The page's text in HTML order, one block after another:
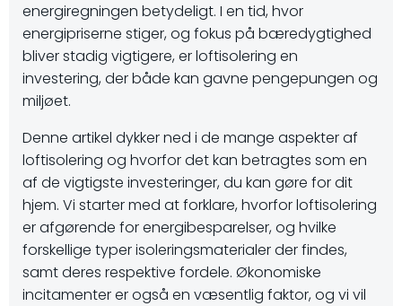
energiregningen betydeligt. I en tid, hvor
energipriserne stiger, og fokus på bæredygtighed
bliver stadig vigtigere, er loftisolering en
investering, der både kan gavne pengepungen og
miljøet.
Denne artikel dykker ned i de mange aspekter af
loftisolering og hvorfor det kan betragtes som en
af de vigtigste investeringer, du kan gøre for dit
hjem. Vi starter med at forklare, hvorfor loftisolering
er afgørende for energibesparelser, og hvilke
forskellige typer isoleringsmaterialer der findes,
samt deres respektive fordele. Økonomiske
incitamenter er også en væsentlig faktor, og vi vil